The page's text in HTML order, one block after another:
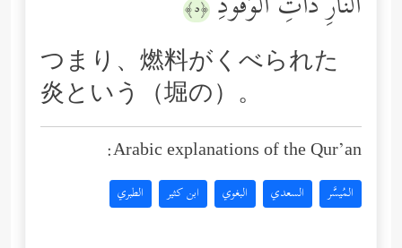
﴿٥﴾
つまり、燃料がくべられた
炎という（堀の）。
Arabic explanations of the Qur’an:
المُيسَّر السعدي البغوي ابن كثير الطبري